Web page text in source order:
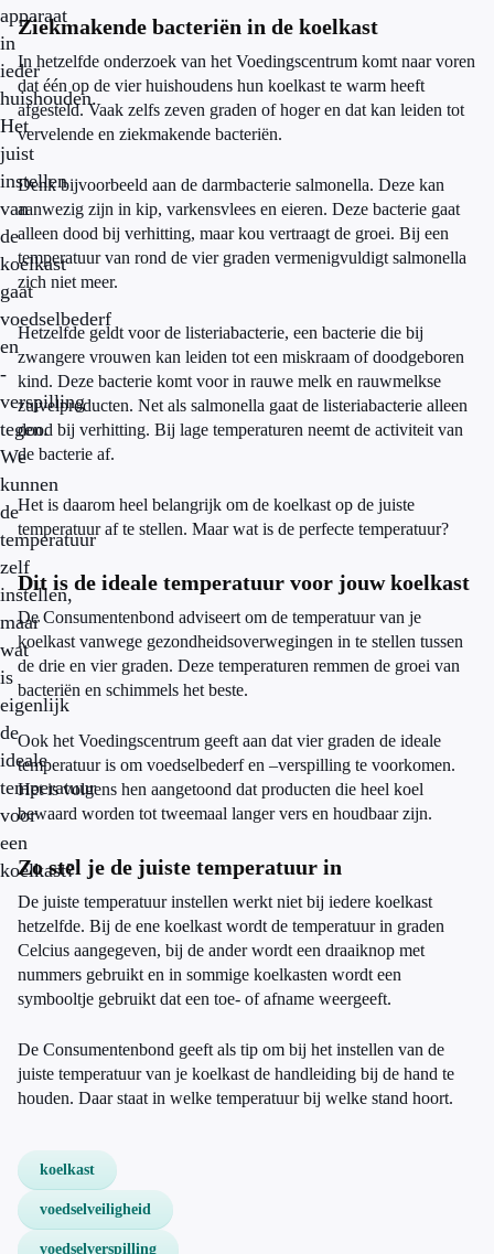
apparaat
in
ieder
huishouden.
Het
juist
instellen
van
de
koelkast
gaat
voedselbederf
en
-
verspilling
tegen.
We
kunnen
de
temperatuur
zelf
instellen,
maar
wat
is
eigenlijk
de
ideale
temperatuur
voor
een
koelkast?
Ziekmakende bacteriën in de koelkast
In hetzelfde onderzoek van het Voedingscentrum komt naar voren
dat één op de vier huishoudens hun koelkast te warm heeft
afgesteld. Vaak zelfs zeven graden of hoger en dat kan leiden tot
vervelende en ziekmakende bacteriën.
Denk bijvoorbeeld aan de darmbacterie salmonella. Deze kan
aanwezig zijn in kip, varkensvlees en eieren. Deze bacterie gaat
alleen dood bij verhitting, maar kou vertraagt de groei. Bij een
temperatuur van rond de vier graden vermenigvuldigt salmonella
zich niet meer.
Hetzelfde geldt voor de listeriabacterie, een bacterie die bij
zwangere vrouwen kan leiden tot een miskraam of doodgeboren
kind. Deze bacterie komt voor in rauwe melk en rauwmelkse
zuivelproducten. Net als salmonella gaat de listeriabacterie alleen
dood bij verhitting. Bij lage temperaturen neemt de activiteit van
de bacterie af.
Het is daarom heel belangrijk om de koelkast op de juiste
temperatuur af te stellen. Maar wat is de perfecte temperatuur?
Dit is de ideale temperatuur voor jouw koelkast
De Consumentenbond adviseert om de temperatuur van je
koelkast vanwege gezondheidsoverwegingen in te stellen tussen
de drie en vier graden. Deze temperaturen remmen de groei van
bacteriën en schimmels het beste.
Ook het Voedingscentrum geeft aan dat vier graden de ideale
temperatuur is om voedselbederf en –verspilling te voorkomen.
Het is volgens hen aangetoond dat producten die heel koel
bewaard worden tot tweemaal langer vers en houdbaar zijn.
Zo stel je de juiste temperatuur in
De juiste temperatuur instellen werkt niet bij iedere koelkast
hetzelfde. Bij de ene koelkast wordt de temperatuur in graden
Celcius aangegeven, bij de ander wordt een draaiknop met
nummers gebruikt en in sommige koelkasten wordt een
symbooltje gebruikt dat een toe- of afname weergeeft.
De Consumentenbond geeft als tip om bij het instellen van de
juiste temperatuur van je koelkast de handleiding bij de hand te
houden. Daar staat in welke temperatuur bij welke stand hoort.
koelkast
voedselveiligheid
voedselverspilling